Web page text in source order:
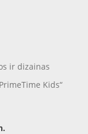
ir dizainas
Kids“